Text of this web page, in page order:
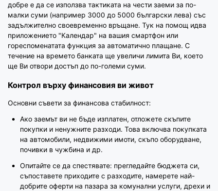
добре е да се използва тактиката на чести заеми за по-
малки суми (например 3000 до 5000 български лева) със
задължително своевременно връщане. Тук на помощ идва
приложението "Календар" на вашия смартфон или
гореспоменатата функция за автоматично плащане. С
течение на времето банката ще увеличи лимита Ви, което
ще Ви отвори достъп до по-големи суми.
Контрол върху финансовия ви живот
Основни съвети за финансова стабилност:
Ако заемът ви не бъде изплатен, отложете скъпите
покупки и ненужните разходи. Това включва покупката
на автомобили, недвижими имоти, скъпо оборудване,
почивки в чужбина и др.
Опитайте се да спестявате: прегледайте бюджета си,
съпоставете приходите с разходите, намерете най-
добрите оферти на пазара за комунални услуги, дрехи и